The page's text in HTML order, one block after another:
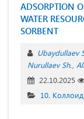
ADSORPTION
WATER
SORBENT
Ubaydullaev
Nurullaev Sh.
22.10.2025
10.